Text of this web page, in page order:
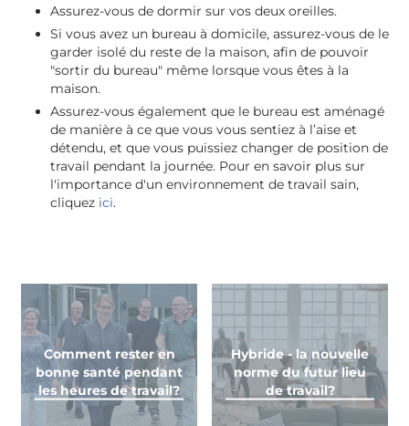
Assurez-vous de dormir sur vos deux oreilles.
Si vous avez un bureau à domicile, assurez-vous de le
garder isolé du reste de la maison, afin de pouvoir
"sortir du bureau" même lorsque vous êtes à la
maison.
Assurez-vous également que le bureau est aménagé
de manière à ce que vous vous sentiez à l’aise et
détendu, et que vous puissiez changer de position de
travail pendant la journée. Pour en savoir plus sur
l'importance d'un environnement de travail sain,
cliquez ici.
Comment rester en
bonne santé pendant
les heures de travail?
Hybride - la nouvelle
norme du futur lieu
de travail?